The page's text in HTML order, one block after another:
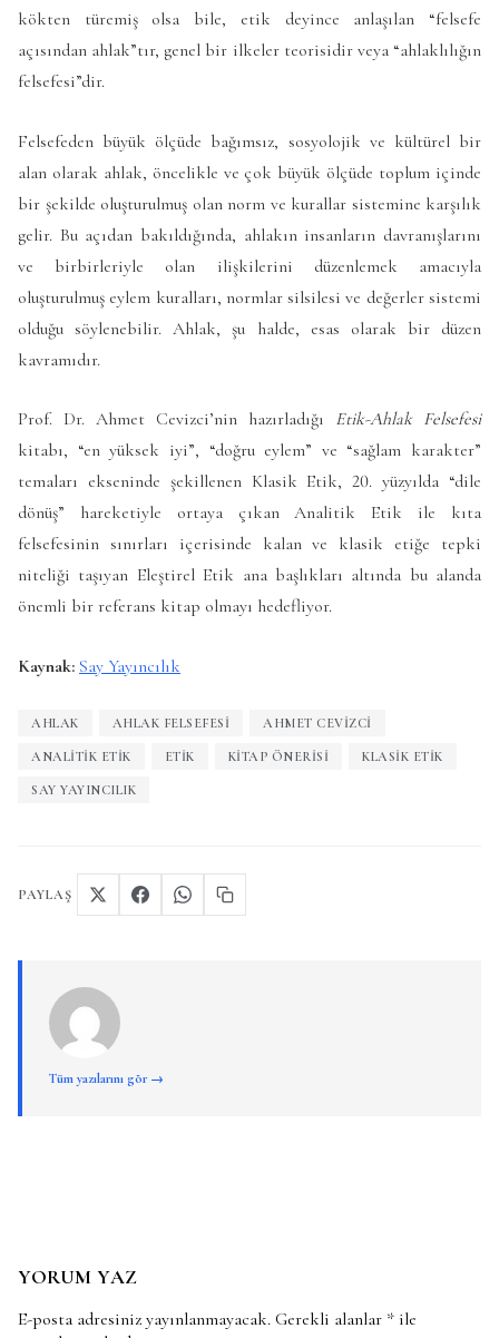
kökten türemiş olsa bile, etik deyince anlaşılan “felsefe
açısından ahlak”tır, genel bir ilkeler teorisidir veya “ahlaklılığın
felsefesi”dir.
Felsefeden büyük ölçüde bağımsız, sosyolojik ve kültürel bir
alan olarak ahlak, öncelikle ve çok büyük ölçüde toplum içinde
bir şekilde oluşturulmuş olan norm ve kurallar sistemine karşılık
gelir. Bu açıdan bakıldığında, ahlakın insanların davranışlarını
ve birbirleriyle olan ilişkilerini düzenlemek amacıyla
oluşturulmuş eylem kuralları, normlar silsilesi ve değerler sistemi
olduğu söylenebilir. Ahlak, şu halde, esas olarak bir düzen
kavramıdır.
Prof. Dr. Ahmet Cevizci’nin hazırladığı Etik-Ahlak Felsefesi
kitabı, “en yüksek iyi”, “doğru eylem” ve “sağlam karakter”
temaları ekseninde şekillenen Klasik Etik, 20. yüzyılda “dile
dönüş” hareketiyle ortaya çıkan Analitik Etik ile kıta
felsefesinin sınırları içerisinde kalan ve klasik etiğe tepki
niteliği taşıyan Eleştirel Etik ana başlıkları altında bu alanda
önemli bir referans kitap olmayı hedefliyor.
Kaynak: Say Yayıncılık
AHLAK AHLAK FELSEFESI AHMET CEVIZCI
ANALITIK ETIK ETIK KITAP ÖNERISI KLASIK ETIK
SAY YAYINCILIK
PAYLAŞ
Tüm yazılarını gör →
YORUM YAZ
E-posta adresiniz yayınlanmayacak. Gerekli alanlar * ile